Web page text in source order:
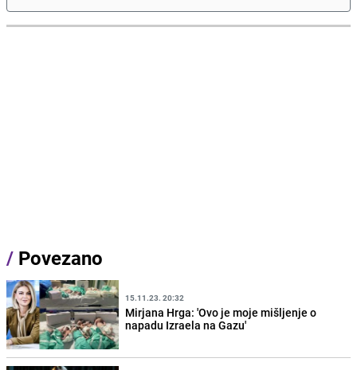
/ Povezano
15.11.23. 20:32
Mirjana Hrga: 'Ovo je moje mišljenje o
napadu Izraela na Gazu'